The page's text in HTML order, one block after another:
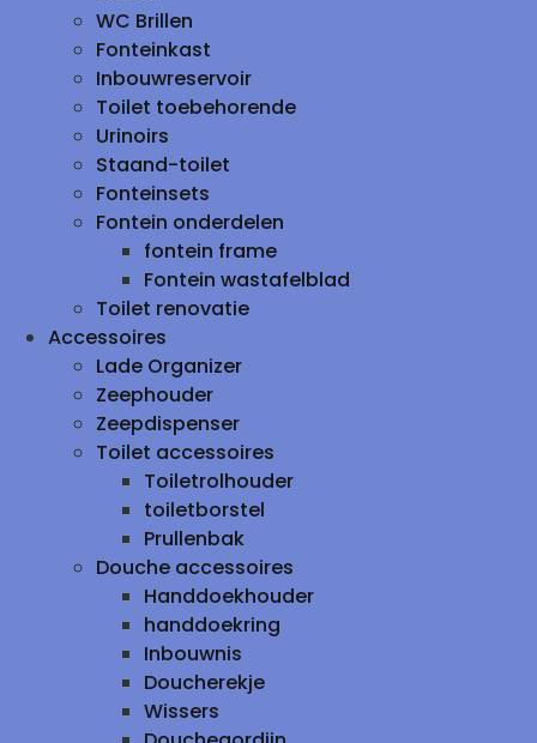
WC Brillen
Fonteinkast
Inbouwreservoir
Toilet toebehorende
Urinoirs
Staand-toilet
Fonteinsets
Fontein onderdelen
fontein frame
Fontein wastafelblad
Toilet renovatie
Accessoires
Lade Organizer
Zeephouder
Zeepdispenser
Toilet accessoires
Toiletrolhouder
toiletborstel
Prullenbak
Douche accessoires
Handdoekhouder
handdoekring
Inbouwnis
Doucherekje
Wissers